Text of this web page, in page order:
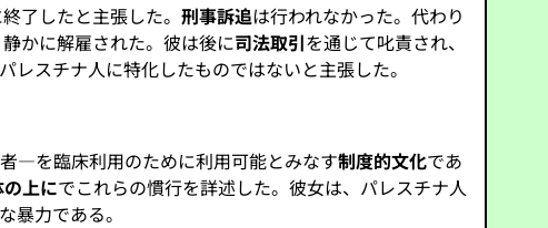
了したと主張した。刑事訴追は行われなかった。代わり
かに解雇された。彼は後に司法取引を通じて叱責され、
スチナ人に特化したものではないと主張した。
—を臨床利用のために利用可能とみなす制度的文化であ
上にでこれらの慣行を詳述した。彼女は、パレスチナ人
力である。